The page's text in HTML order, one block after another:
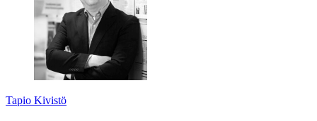
Tapio Kivistö